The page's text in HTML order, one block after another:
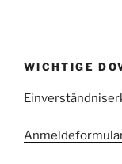
WICHTIGE